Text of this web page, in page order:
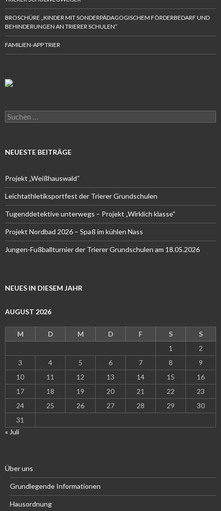
BROSCHÜRE „KINDER MIT SONDERPÄDAGOGISCHEM FÖRDERBEDARF UND
BEHINDERUNGEN AN TRIERER SCHULEN“
FAMILIEN-APP TRIER
Suchen
nach:
NEUESTE BEITRÄGE
Projekt „Weißhauswald“
Leichtathletiksportfest der Trierer Grundschulen
Tugenddetektive unterwegs – Projekt „Wirklich klasse“
Projekt Nordbad 2026 – Spaß im kühlen Nass
Jungen-Fußballturnier der Trierer Grundschulen am 18.05.2026
NEUES IN DIESEM JAHR
AUGUST 2026
M D M D F S
S
1
2
3
4 5 6 7 8
9
10
11 12 13 14 15
16
17
18 19 20 21 22
23
24
25 26 27 28 29
30
31
« Juli
Über uns
Grundlegende Informationen
Hausordnung